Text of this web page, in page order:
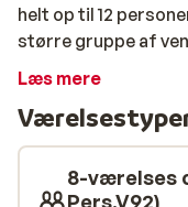
helt op til 12
større gruppe af
er helt i top; i
med seks
rummelig stue. Der
slappe af i efter en
fantastiske udsigt,
Læs mere
8-værelses
Pers.V92)